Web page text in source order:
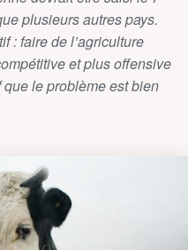
plusieurs autres pays.
: faire de l’agriculture
et plus offensive
que le problème est bien